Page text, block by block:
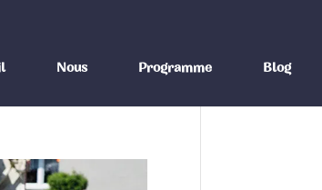
Nous Programme Blog